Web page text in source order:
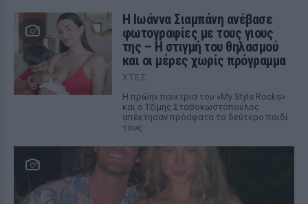
H Ιωάννα Σιαμπάνη ανέβασε
φωτογραφίες με τους γιους
της – Η στιγμή του θηλασμού
και οι μέρες χωρίς πρόγραμμα
ΧΤΕΣ
Η πρώην παίκτρια του «My Style Rocks»
και ο Τζίμης Σταθοκωστόπουλος
απέκτησαν πρόσφατα το δεύτερο παιδί
τους